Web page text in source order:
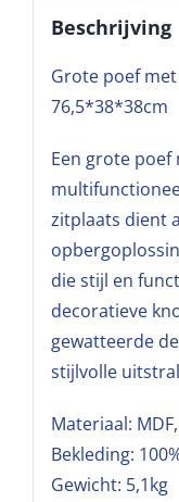
Beschrijving
Grote poef
76,5*38*38cm
Een grote
zitplaats dient
die stijl en
decoratieve
gewatteerde
stijlvolle
Materiaal:
Bekleding:
Gewicht: 5,1kg